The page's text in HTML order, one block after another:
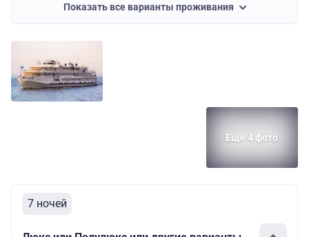
А2к
2
Средняя
А2 (II)
Средняя
палуба
Полулюкс
(Н)
Основных мест:
67500
Основных мест:
Показать все варианты проживания
Еще 4 фото
7 ночей